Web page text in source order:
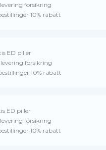
forsikring
10% rabatt
ED piller
levering forsikring
10% rabatt
ED piller
forsikring
10% rabatt